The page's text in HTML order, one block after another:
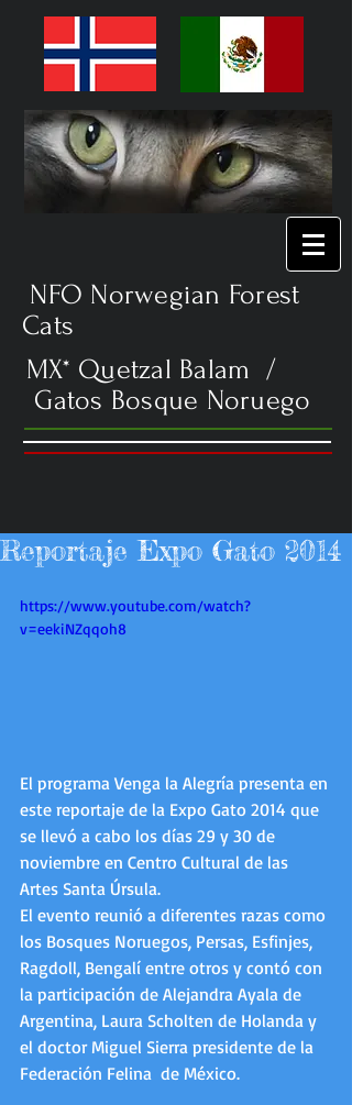
NFO Norwegian Forest
Cats
MX* Quetzal Balam /
Gatos Bosque Noruego
Reportaje Expo Gato 2014
https://www.youtube.com/watch?
v=eekiNZqqoh8
El programa Venga la Alegría presenta en
este reportaje de la Expo Gato 2014 que
se llevó a cabo los días 29 y 30 de
noviembre en Centro Cultural de las
Artes Santa Úrsula.
El evento reunió a diferentes razas como
los Bosques Noruegos, Persas, Esfinjes,
Ragdoll, Bengalí entre otros y contó con
la participación de Alejandra Ayala de
Argentina, Laura Scholten de Holanda y
el doctor Miguel Sierra presidente de la
Federación Felina  de México.